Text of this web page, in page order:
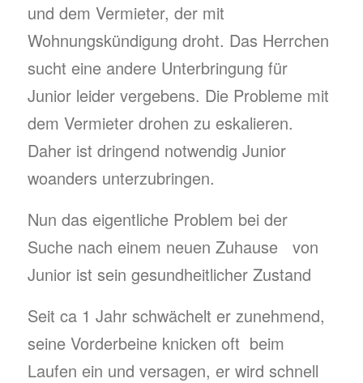
und dem Vermieter, der mit
Wohnungskündigung droht. Das Herrchen
sucht eine andere Unterbringung für
Junior leider vergebens. Die Probleme mit
dem Vermieter drohen zu eskalieren.
Daher ist dringend notwendig Junior
woanders unterzubringen.
Nun das eigentliche Problem bei der
Suche nach einem neuen Zuhause von
Junior ist sein gesundheitlicher Zustand
Seit ca 1 Jahr schwächelt er zunehmend,
seine Vorderbeine knicken oft beim
Laufen ein und versagen, er wird schnell